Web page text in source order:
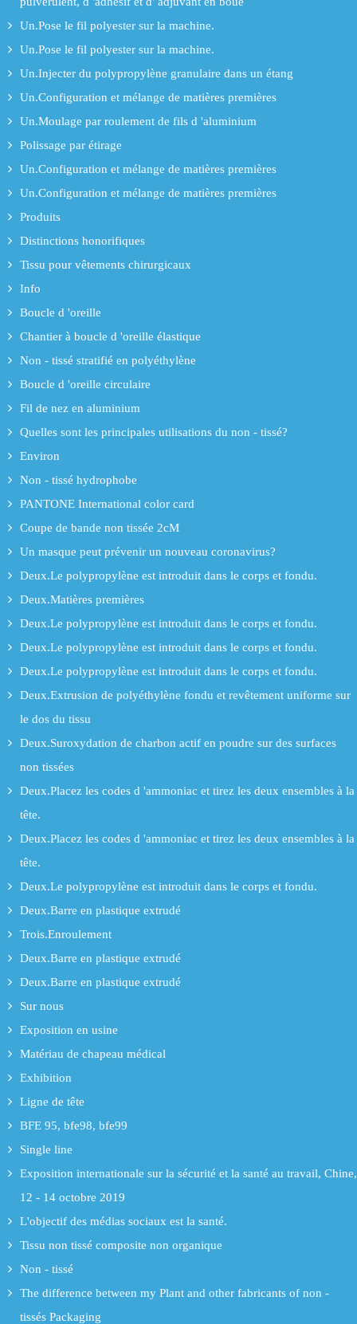
Un.Pose le fil polyester sur la machine.
Un.Pose le fil polyester sur la machine.
Un.Injecter du polypropylène granulaire dans un étang
Un.Configuration et mélange de matières premières
Un.Moulage par roulement de fils d 'aluminium
Polissage par étirage
Un.Configuration et mélange de matières premières
Un.Configuration et mélange de matières premières
Produits
Distinctions honorifiques
Tissu pour vêtements chirurgicaux
Info
Boucle d 'oreille
Chantier à boucle d 'oreille élastique
Non - tissé stratifié en polyéthylène
Boucle d 'oreille circulaire
Fil de nez en aluminium
Quelles sont les principales utilisations du non - tissé?
Environ
Non - tissé hydrophobe
PANTONE International color card
Coupe de bande non tissée 2cM
Un masque peut prévenir un nouveau coronavirus?
Deux.Le polypropylène est introduit dans le corps et fondu.
Deux.Matières premières
Deux.Le polypropylène est introduit dans le corps et fondu.
Deux.Le polypropylène est introduit dans le corps et fondu.
Deux.Le polypropylène est introduit dans le corps et fondu.
Deux.Extrusion de polyéthylène fondu et revêtement uniforme sur
le dos du tissu
Deux.Suroxydation de charbon actif en poudre sur des surfaces
non tissées
Deux.Placez les codes d 'ammoniac et tirez les deux ensembles à la
tête.
Deux.Placez les codes d 'ammoniac et tirez les deux ensembles à la
tête.
Deux.Le polypropylène est introduit dans le corps et fondu.
Deux.Barre en plastique extrudé
Trois.Enroulement
Deux.Barre en plastique extrudé
Deux.Barre en plastique extrudé
Sur nous
Exposition en usine
Matériau de chapeau médical
Exhibition
Ligne de tête
BFE 95, bfe98, bfe99
Single line
Exposition internationale sur la sécurité et la santé au travail, Chine,
12 - 14 octobre 2019
L'objectif des médias sociaux est la santé.
Tissu non tissé composite non organique
Non - tissé
The difference between my Plant and other fabricants of non -
tissés Packaging